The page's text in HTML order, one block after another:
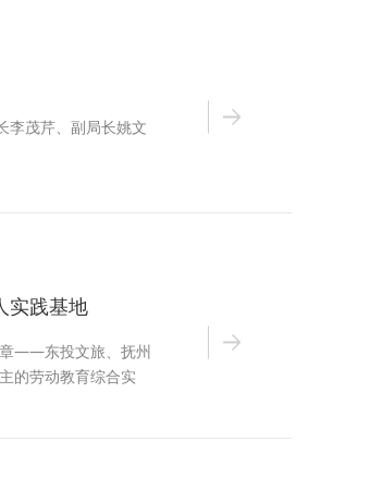
李茂芹、副局长姚文
实践基地
章——东投文旅、抚州
的劳动教育综合实